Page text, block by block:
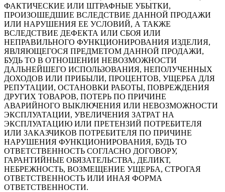
ФАКТИЧЕСКИЕ ИЛИ ШТРАФНЫЕ УБЫТКИ,
ПРОИЗОШЕДШИЕ ВСЛЕДСТВИЕ ДАННОЙ ПРОДАЖИ
ИЛИ НАРУШЕНИЯ ЕЕ УСЛОВИЙ, А ТАКЖЕ
ВСЛЕДСТВИЕ ДЕФЕКТА ИЛИ СБОЯ ИЛИ
НЕПРАВИЛЬНОГО ФУНКЦИОНИРОВАНИЯ ИЗДЕЛИЯ,
ЯВЛЯЮЩЕГОСЯ ПРЕДМЕТОМ ДАННОЙ ПРОДАЖИ,
БУДЬ ТО В ОТНОШЕНИИ НЕВОЗМОЖНОСТИ
ДАЛЬНЕЙШЕГО ИСПОЛЬЗОВАНИЯ, НЕПОЛУЧЕННЫХ
ДОХОДОВ ИЛИ ПРИБЫЛИ, ПРОЦЕНТОВ, УЩЕРБА ДЛЯ
РЕПУТАЦИИ, ОСТАНОВКИ РАБОТЫ, ПОВРЕЖДЕНИЯ
ДРУГИХ ТОВАРОВ, ПОТЕРЬ ПО ПРИЧИНЕ
АВАРИЙНОГО ВЫКЛЮЧЕНИЯ ИЛИ НЕВОЗМОЖНОСТИ
ЭКСПЛУАТАЦИИ, УВЕЛИЧЕНИЯ ЗАТРАТ НА
ЭКСПЛУАТАЦИЮ ИЛИ ПРЕТЕНЗИЙ ПОТРЕБИТЕЛЯ
ИЛИ ЗАКАЗЧИКОВ ПОТРЕБИТЕЛЯ ПО ПРИЧИНЕ
НАРУШЕНИЯ ФУНКЦИОНИРОВАНИЯ, БУДЬ ТО
ОТВЕТСТВЕННОСТЬ СОГЛАСНО ДОГОВОРУ,
ГАРАНТИЙНЫЕ ОБЯЗАТЕЛЬСТВА, ДЕЛИКТ,
НЕБРЕЖНОСТЬ, ВОЗМЕЩЕНИЕ УЩЕРБА, СТРОГАЯ
ОТВЕТСТВЕННОСТЬ ИЛИ ИНАЯ ФОРМА
ОТВЕТСТВЕННОСТИ.